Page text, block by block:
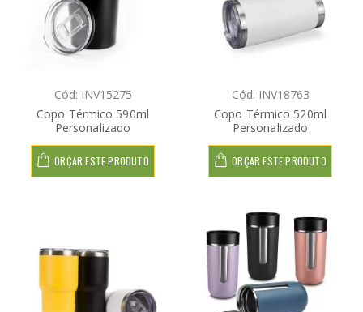
Cód: INV15275
Copo Térmico 590ml
Personalizado
ORÇAR ESTE PRODUTO
Cód: INV18763
Copo Térmico 520ml
Personalizado
ORÇAR ESTE PRODUTO